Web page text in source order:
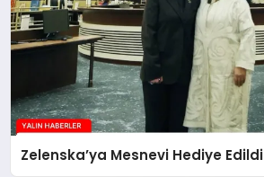
Zelenska’ya Mesnevi Hediye Edildi